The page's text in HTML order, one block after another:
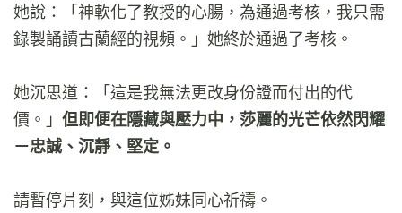
她說：「神軟化了教授的心腸，為通過考核，我只需
錄製誦讀古蘭經的視頻。」她終於通過了考核。
她沉思道：「這是我無法更改身份證而付出的代
價。」 但即便在隱藏與壓力中，莎麗的光芒依然閃耀
－忠誠、沉靜、堅定。
請暫停片刻，與這位姊妹同心祈禱。